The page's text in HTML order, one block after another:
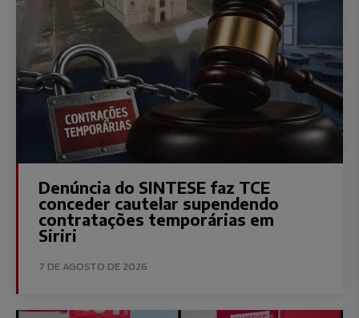
Denúncia do SINTESE faz TCE
conceder cautelar supendendo
contratações temporárias em
Siriri
7 DE AGOSTO DE 2026